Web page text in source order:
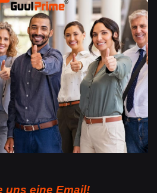
uns eine Email!